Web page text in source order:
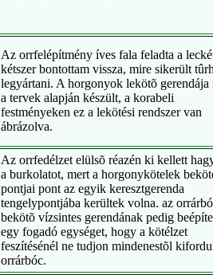
Az orrfelépítmény íves fala feladta a
kétszer bontottam vissza, mire sikerült
legyártani. A horgonyok lekötõ gerendája
a tervek alapján készült, a korabeli
festményeken ez a lekötési rendszer van
ábrázolva.
Az orrfedélzet elülsõ réazén ki kellett
a burkolatot, mert a horgonykötelek
pontjai pont az egyik keresztgerenda
tengelypontjába kerültek volna. az
bekötõ vízsintes gerendának pedig
egy fogadó egységet, hogy a kötélzet
feszítésénél ne tudjon mindenestõl
orrárbóc.